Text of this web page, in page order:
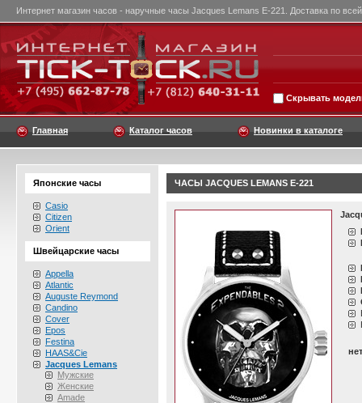
Интернет магазин часов - наручные часы Jacques Lemans E-221. Доставка по
Скрывать
Главная Каталог часов Новинки в каталоге
Японские часы
Casio
Citizen
Orient
Швейцарские часы
Appella
Atlantic
Auguste Reymond
Candino
Cover
Epos
Festina
HAAS&Cie
Jacques Lemans
Мужские
Женские
Amade
ЧАСЫ JACQUES LEMANS E-221